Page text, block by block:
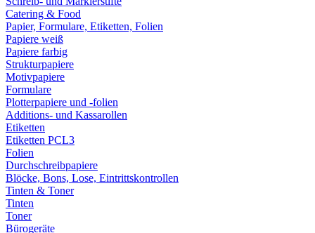
Catering & Food
Papier, Formulare, Etiketten, Folien
Papiere weiß
Papiere farbig
Strukturpapiere
Motivpapiere
Formulare
Plotterpapiere und -folien
Additions- und Kassarollen
Etiketten
Etiketten PCL3
Folien
Durchschreibpapiere
Blöcke, Bons, Lose, Eintrittskontrollen
Tinten & Toner
Tinten
Toner
Bürogeräte